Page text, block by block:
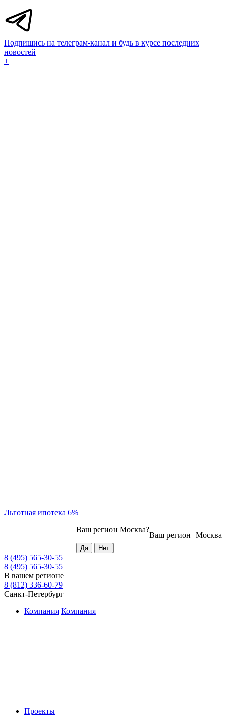
Подпишись на телеграм-канал и будь в курсе последних
новостей
+
Льготная ипотека 6%
Москва
Ваш регион
Ваш регион Москва?
8 (495) 565-30-55
8 (495) 565-30-55
В вашем регионе
8 (812) 336-60-79
Санкт-Петербург
Компания Компания
Проекты